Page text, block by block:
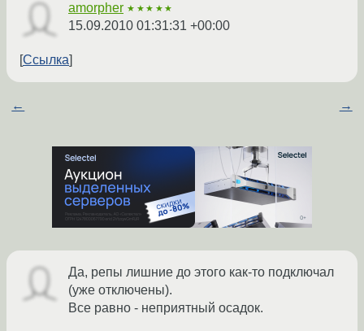
amorpher ★★★★★
15.09.2010 01:31:31 +00:00
Ссылка
← →
Да, репы лишние до этого как-то подключал
(уже отключены).
Все равно - неприятный осадок.